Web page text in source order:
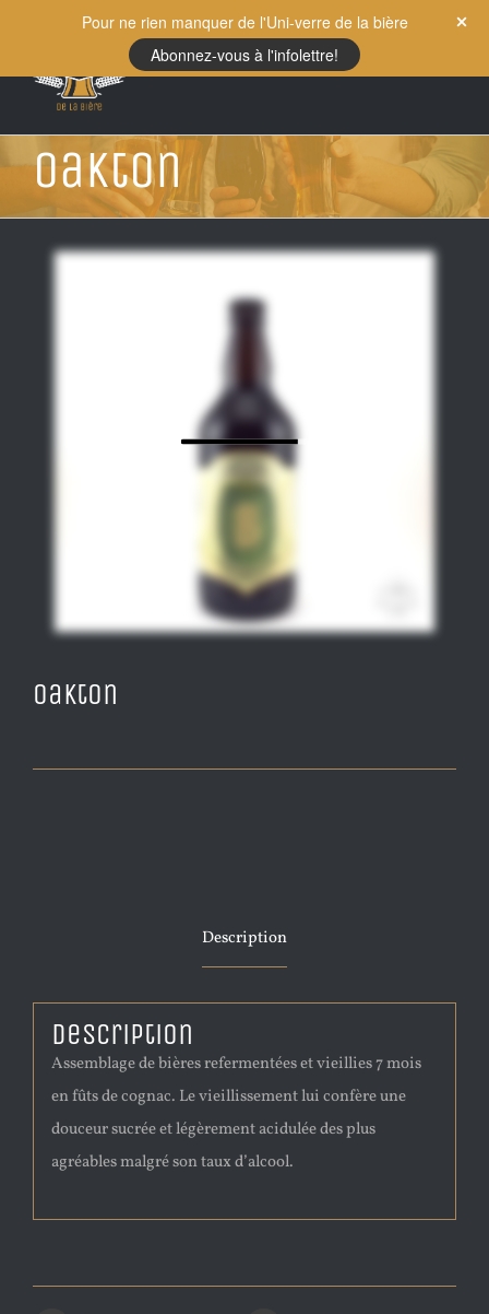
content
Oakton
Oakton
Description
Description
Assemblage de bières refermentées et vieillies 7 mois
en fûts de cognac. Le vieillissement lui confère une
douceur sucrée et légèrement acidulée des plus
agréables malgré son taux d’alcool.
Pour ne rien manquer de l'Uni-verre de la bière
Abonnez-vous à l'infolettre!